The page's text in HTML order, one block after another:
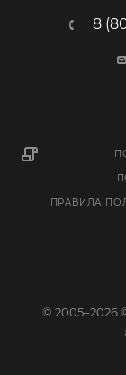
8
ПРАВИЛА
© 2005–2026